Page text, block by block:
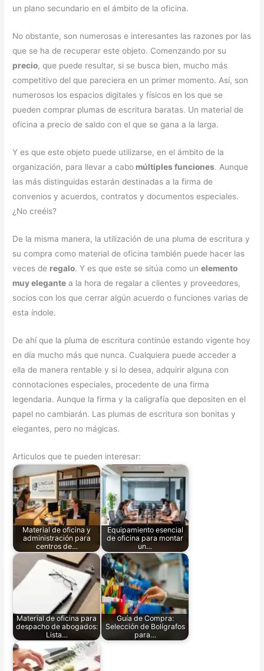
un plano secundario en el ámbito de la oficina.
No obstante, son numerosas e interesantes las razones por las
que se ha de recuperar este objeto. Comenzando por su
precio, que puede resultar, si se busca bien, mucho más
competitivo del que pareciera en un primer momento. Así, son
numerosos los espacios digitales y físicos en los que se
pueden comprar plumas de escritura baratas. Un material de
oficina a precio de saldo con el que se gana a la larga.
Y es que este objeto puede utilizarse, en el ámbito de la
organización, para llevar a cabo múltiples funciones. Aunque
las más distinguidas estarán destinadas a la firma de
convenios y acuerdos, contratos y documentos especiales.
¿No creéis?
De la misma manera, la utilización de una pluma de escritura y
su compra como material de oficina también puede hacer las
veces de regalo. Y es que este se sitúa como unelemento
muy elegante a la hora de regalar a clientes y proveedores,
socios con los que cerrar algún acuerdo o funciones varias de
esta índole.
De ahí que la pluma de escritura continúe estando vigente hoy
en día mucho más que nunca. Cualquiera puede acceder a
ella de manera rentable y si lo desea, adquirir alguna con
connotaciones especiales, procedente de una firma
legendaria. Aunque la firma y la caligrafía que depositen en el
papel no cambiarán. Las plumas de escritura son bonitas y
elegantes, pero no mágicas.
Articulos que te pueden interesar:
Material de oficina y
administración para
centros de…
Equipamiento esencial
de oficina para montar
un…
Material de oficina para
despacho de abogados:
Lista…
Guía de Compra:
Selección de Bolígrafos
para…